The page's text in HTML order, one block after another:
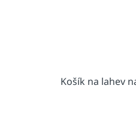
Košík na lahev